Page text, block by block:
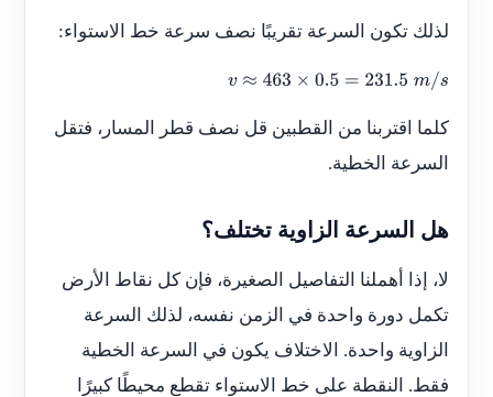
لذلك تكون السرعة تقريبًا نصف سرعة خط الاستواء:
v ≈463×0.5 =231.5m/s
كلما اقتربنا من القطبين قل نصف قطر المسار، فتقل
السرعة الخطية.
هل السرعة الزاوية تختلف؟
لا، إذا أهملنا التفاصيل الصغيرة، فإن كل نقاط الأرض
تكمل دورة واحدة في الزمن نفسه، لذلك السرعة
الزاوية واحدة. الاختلاف يكون في السرعة الخطية
فقط. النقطة على خط الاستواء تقطع محيطًا كبيرًا